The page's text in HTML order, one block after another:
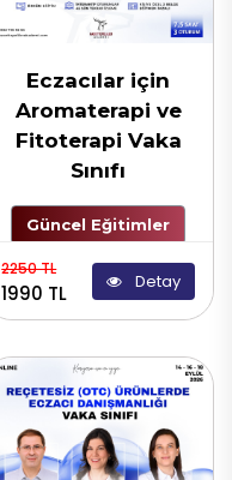
Eczacılar için
Aromaterapi ve
Fitoterapi Vaka
Sınıfı
Güncel Eğitimler
2250 TL
1990 TL Detay